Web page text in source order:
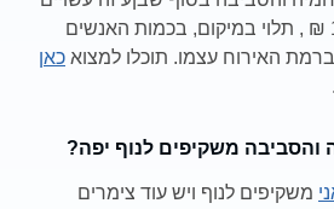
לנוע בין 390 ₪ ל- 1000 ₪ , תלוי במיקום, בכמות האנשים
האירוח עצמו. תוכלו למצוא כאן
והסביבה משקיפים לנוף יפה?
משקיפים לנוף ויש עוד צימרים